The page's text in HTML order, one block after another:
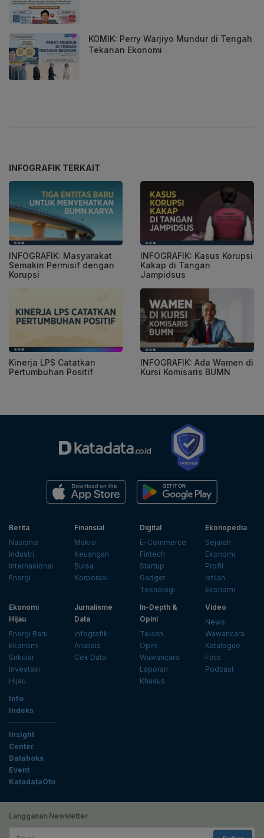
KOMIK: Perry Warjiyo Mundur di Tengah
Tekanan Ekonomi
INFOGRAFIK TERKAIT
INFOGRAFIK: Masyarakat
Semakin Permisif dengan
Korupsi
INFOGRAFIK: Kasus Korupsi
Kakap di Tangan
Jampidsus
Kinerja LPS Catatkan
Pertumbuhan Positif
INFOGRAFIK: Ada Wamen di
Kursi Komisaris BUMN
Berita
Nasional
Industri
Internasional
Energi
Finansial
Makro
Keuangan
Bursa
Korporasi
Digital
E-Commerce
Fintech
Startup
Gadget
Teknologi
Ekonopedia
Sejarah
Ekonomi
Profil
Istilah
Ekonomi
Ekonomi
Hijau
Energi Baru
Ekonomi
Sirkular
Investasi
Hijau
Jurnalisme
Data
Infografik
Analisis
Cek Data
In-Depth &
Opini
Telaah
Opini
Wawancara
Laporan
Khusus
Video
News
Wawancara
Katalogue
Foto
Podcast
Info
Indeks
Insight
Center
Databoks
Event
KatadataOto
Langganan Newsletter